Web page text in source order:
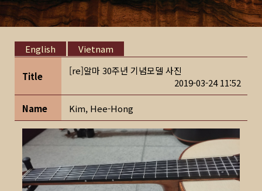
English Vietnam
Title
[re]알마 30주년 기념모델 사진
2019-03-24 11:52
Name Kim, Hee-Hong